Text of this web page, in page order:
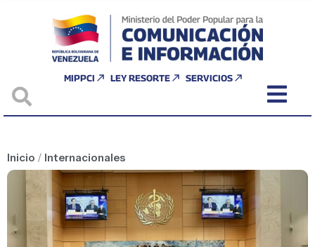
MIPPCI LEY RESORTE SERVICIOS
Inicio / Internacionales